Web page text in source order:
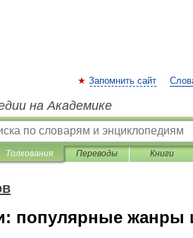
Запомнить сайт
на Академике
Толкования Переводы Книги
популярные жанры